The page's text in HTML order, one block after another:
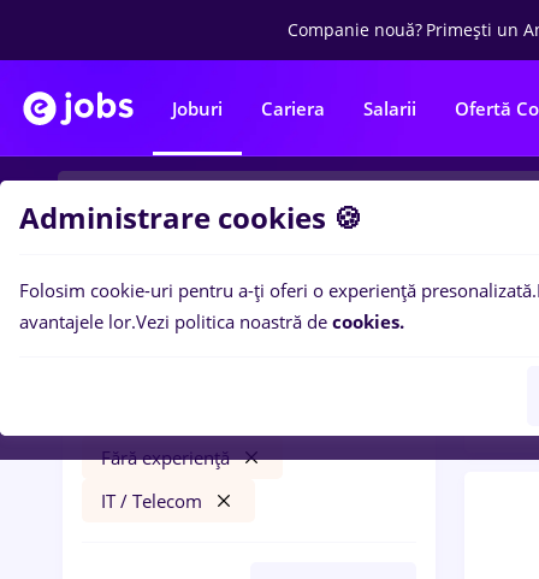
Companie nouă? Primești un
Joburi Cariera Salarii Ofertă
Filtre
Fără experiență
IT / Telecom
0
Administrare cookies 🍪
Folosim cookie-uri pentru a-ți oferi o experiență presonalizată.
avantajele lor.Vezi politica noastră de cookies.